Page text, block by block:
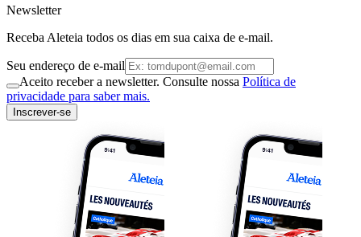
Newsletter
Receba Aleteia todos os dias em sua caixa de e-mail.
Seu endereço de e-mail
Aceito receber a newsletter. Consulte nossa Política de
privacidade para saber mais.
Inscrever-se